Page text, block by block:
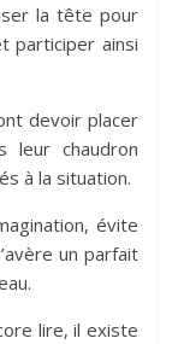
la tête pour
participer ainsi
devoir placer
leur chaudron
à la situation.
évite
un parfait
lire, il existe